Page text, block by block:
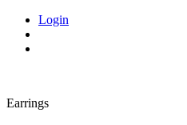
Login
Earrings